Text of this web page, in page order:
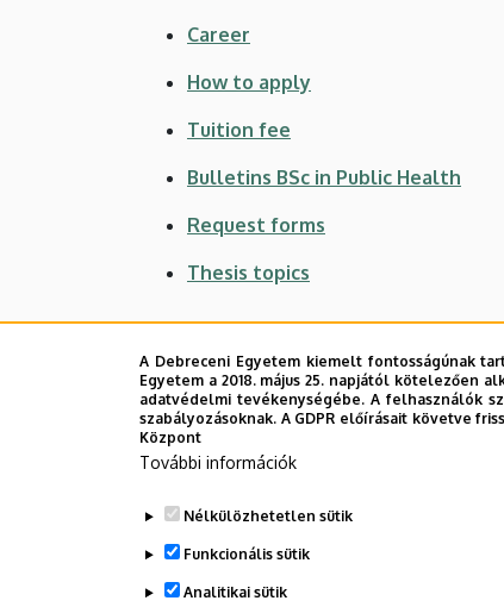
Career
How to apply
Tuition fee
Bulletins BSc in Public Health
Request forms
Thesis topics
Legutóbbi frissítés: 2023. 05. 10. 11:29
A Debreceni Egyetem kiemelt fontosságúnak
Egyetem a 2018. május 25. napjától kötelezően
adatvédelmi tevékenységébe. A felhasználók
szabályozásoknak. A GDPR előírásait követve
Központ
További információk
Nélkülözhetetlen sütik
Funkcionális sütik
Analitikai sütik